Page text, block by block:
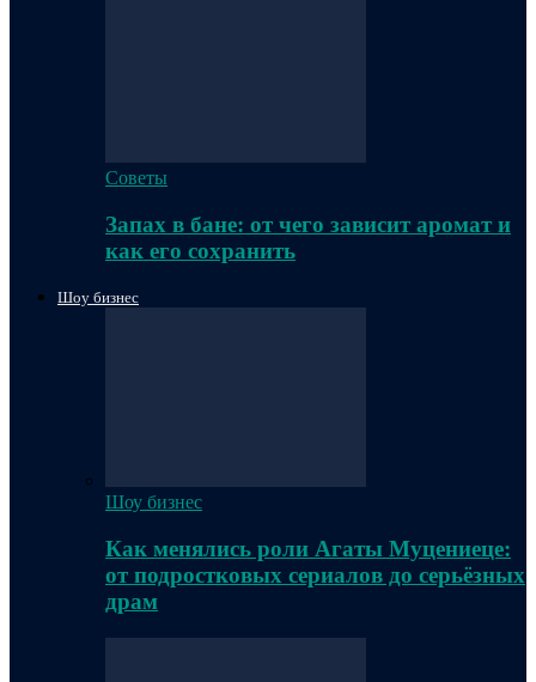
Советы
Запах в бане: от чего зависит аромат и
как его сохранить
Шоу бизнес
Шоу бизнес
Как менялись роли Агаты Муцениеце:
от подростковых сериалов до серьёзных
драм